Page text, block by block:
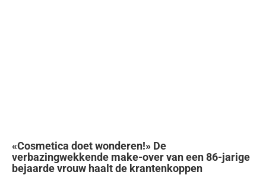
«Cosmetica doet wonderen!» De
verbazingwekkende make-over van een 86-jarige
bejaarde vrouw haalt de krantenkoppen